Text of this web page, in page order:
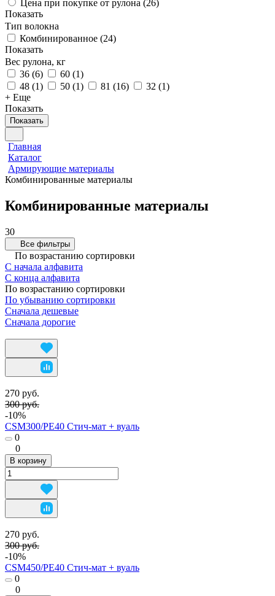
Цена при покупке от рулона (26)
Показать
Тип волокна
Комбинированное (24)
Показать
Вес рулона, кг
36 (6) 60 (1)
48 (1) 50 (1) 81 (16) 32 (1)
+ Еще
Показать
Показать
Главная
Каталог
Армирующие материалы
Комбинированные материалы
Комбинированные материалы
30
Все фильтры
По возрастанию сортировки
С начала алфавита
С конца алфавита
По возрастанию сортировки
По убыванию сортировки
Сначала дешевые
Сначала дорогие
270 руб.
300 руб.
-10%
CSM300/PE40 Стич-мат + вуаль
0
0
В корзину
270 руб.
300 руб.
-10%
CSM450/PE40 Стич-мат + вуаль
0
0